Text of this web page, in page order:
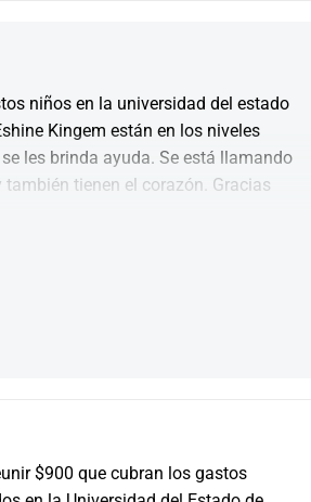
niños en la universidad del estado
Kingem están en los niveles
les brinda ayuda. Se está llamando
tienen el corazón. Gracias
$900 que cubran los gastos